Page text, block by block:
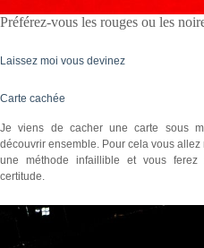
Préférez-vous les rouges ou les
Laissez moi vous devinez
Carte cachée
Je viens de cacher une carte sous
découvrir ensemble. Pour cela vous allez
une méthode infaillible et vous ferez
certitude.